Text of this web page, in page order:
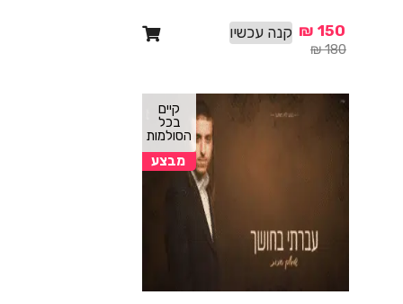
₪180
₪ 150 קנה עכשיו
קיים
בכל
הסולמות
מבצע